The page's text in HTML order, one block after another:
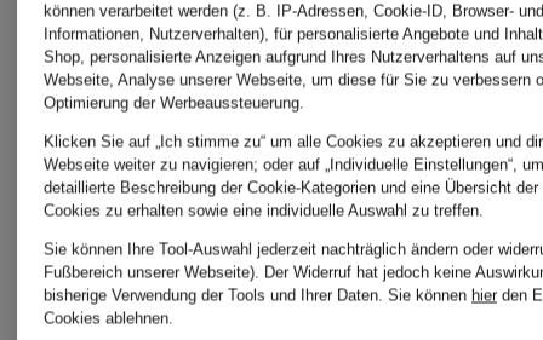
können verarbeitet werden (z. B. IP-Adressen, Cookie-ID, Browser-
Informationen, Nutzerverhalten), für personalisierte Angebote und
Shop, personalisierte Anzeigen aufgrund Ihres Nutzerverhaltens auf
Webseite, Analyse unserer Webseite, um diese für Sie zu verbessern
Optimierung der Werbeaussteuerung.
Klicken Sie auf „Ich stimme zu“ um alle Cookies zu akzeptieren und
Webseite weiter zu navigieren; oder auf „Individuelle Einstellungen“,
detaillierte Beschreibung der Cookie-Kategorien und eine Übersicht
Cookies zu erhalten sowie eine individuelle Auswahl zu treffen.
Sie können Ihre Tool-Auswahl jederzeit nachträglich ändern oder
Fußbereich unserer Webseite). Der Widerruf hat jedoch keine
bisherige Verwendung der Tools und Ihrer Daten. Sie können hier den
Cookies ablehnen.